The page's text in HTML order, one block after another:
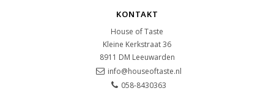
KONTAKT
House of Taste
Kleine Kerkstraat 36
8911 DM Leeuwarden
info@houseoftaste.nl
058-8430363